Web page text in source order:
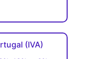
(IVA)